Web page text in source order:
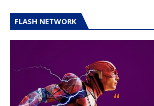
FLASH NETWORK